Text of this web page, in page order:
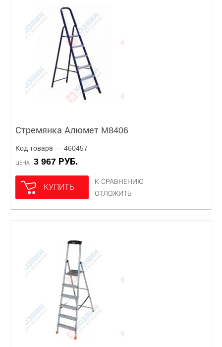
Стремянка Алюмет M8406
Код товара — 460457
ЦЕНА 3 967 РУБ.
КУПИТЬ
К СРАВНЕНИЮ
ОТЛОЖИТЬ